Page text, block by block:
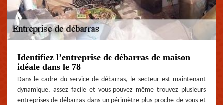
Identifiez l’entreprise de débarras de maison
idéale dans le 78
Dans le cadre du service de débarras, le secteur est maintenant
dynamique, assez facile et vous pouvez même trouvez plusieurs
entreprises de débarras dans un périmètre plus proche de vous et